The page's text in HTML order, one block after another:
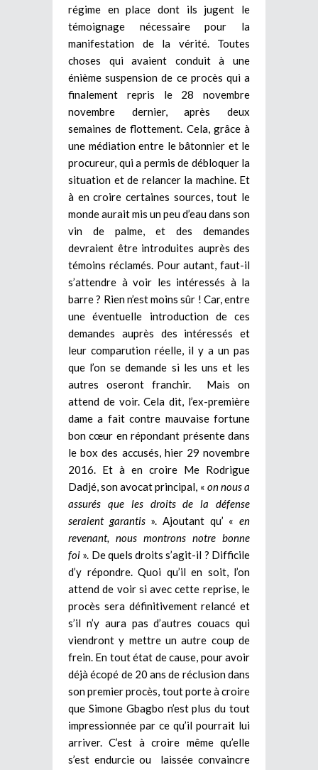
régime en place dont ils jugent le
témoignage nécessaire pour la
manifestation de la vérité. Toutes
choses qui avaient conduit à une
énième suspension de ce procès qui a
finalement repris le 28 novembre
novembre dernier, après deux
semaines de flottement. Cela, grâce à
une médiation entre le bâtonnier et le
procureur, qui a permis de débloquer la
situation et de relancer la machine. Et
à en croire certaines sources, tout le
monde aurait mis un peu d’eau dans son
vin de palme, et des demandes
devraient être introduites auprès des
témoins réclamés. Pour autant, faut-il
s’attendre à voir les intéressés à la
barre ? Rien n’est moins sûr ! Car, entre
une éventuelle introduction de ces
demandes auprès des intéressés et
leur comparution réelle, il y a un pas
que l’on se demande si les uns et les
autres oseront franchir. Mais on
attend de voir. Cela dit, l’ex-première
dame a fait contre mauvaise fortune
bon cœur en répondant présente dans
le box des accusés, hier 29 novembre
2016. Et à en croire Me Rodrigue
Dadjé, son avocat principal, « on nous a
assurés que les droits de la défense
seraient garantis ». Ajoutant qu’ «en
revenant, nous montrons notre bonne
foi ». De quels droits s’agit-il ? Difficile
d’y répondre. Quoi qu’il en soit, l’on
attend de voir si avec cette reprise, le
procès sera définitivement relancé et
s’il n’y aura pas d’autres couacs qui
viendront y mettre un autre coup de
frein. En tout état de cause, pour avoir
déjà écopé de 20 ans de réclusion dans
son premier procès, tout porte à croire
que Simone Gbagbo n’est plus du tout
impressionnée par ce qu’il pourrait lui
arriver. C’est à croire même qu’elle
s’est endurcie ou laissée convaincre